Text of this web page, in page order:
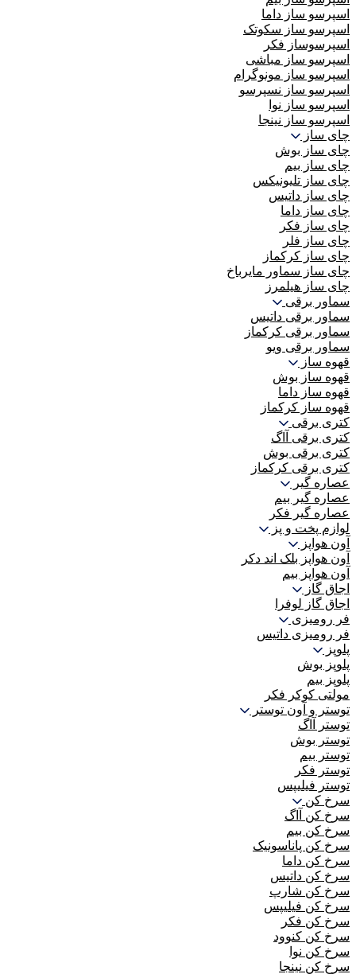
اسپرسو ساز داما
اسپرسو ساز سکوتک
اسپرسوساز فکر
اسپرسو ساز مباشی
اسپرسو ساز مونوگرام
اسپرسو ساز نسپرسو
اسپرسو ساز نوا
اسپرسو ساز نینجا
چای ساز
چای ساز بوش
چای ساز بیم
چای ساز تلیونیکس
چای ساز داتیس
چای ساز داما
چای ساز فکر
چای ساز فلر
چای ساز کرکماز
چای ساز سماور مایرباخ
چای ساز هیلمرز
سماور برقی
سماور برقی داتیس
سماور برقی کرکماز
سماور برقی ویو
قهوه ساز
قهوه ساز بوش
قهوه ساز داما
قهوه ساز کرکماز
کتری برقی
کتری برقی آاگ
کتری برقی بوش
کتری برقی کرکماز
عصاره گیر
عصاره گیر بیم
عصاره گیر فکر
لوازم پخت و پز
آون هواپز
آون هواپز بلک اند دکر
آون هواپز بیم
اجاق گاز
اجاق گاز لوفرا
فر رومیزی
فر رومیزی داتیس
پلوپز
پلوپز بوش
پلوپز بیم
مولتی کوکر فکر
توستر و آون توستر
توستر آاگ
توستر بوش
توستر بیم
توستر فکر
توستر فیلیپس
سرخ کن
سرخ کن آاگ
سرخ کن بیم
سرخ کن پاناسونیک
سرخ کن داما
سرخ کن داتیس
سرخ کن شارپ
سرخ کن فیلیپس
سرخ کن فکر
سرخ کن کنوود
سرخ کن نوا
سرخ کن نینجا